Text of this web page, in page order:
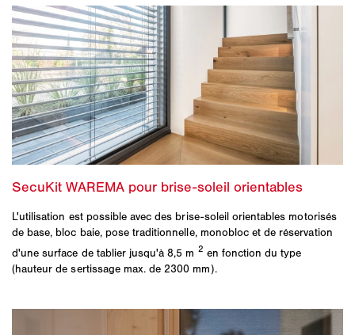
L'utilisation est possible avec des brise-soleil orientables motorisés
de base, bloc baie, pose traditionnelle, monobloc et de réservation
d'une surface de tablier jusqu'à 8,5 m 2 en fonction du type
(hauteur de sertissage max. de 2300 mm).